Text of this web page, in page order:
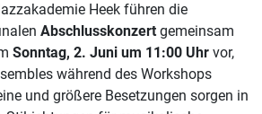
Heek führen die
Abschlusskonzert gemeinsam
Sonntag, 2. Juni um 11:00 Uhr vor,
während des Workshops
und größere Besetzungen sorgen in